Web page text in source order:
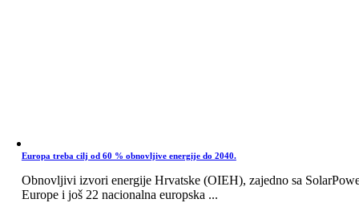
Europa treba cilj od 60 % obnovljive energije do 2040.
Obnovljivi izvori energije Hrvatske (OIEH), zajedno sa
Europe i još 22 nacionalna europska ...